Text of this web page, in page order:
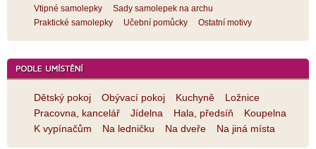
Vtipné samolepky
Sady samolepek na archu
Praktické samolepky
Učební pomůcky Ostatní motivy
Dětský pokoj Obývací pokoj Kuchyně
Ložnice
Pracovna, kancelář
Jídelna Hala, předsíň
Koupelna
K vypínačům
Na ledničku Na dveře Na jiná místa